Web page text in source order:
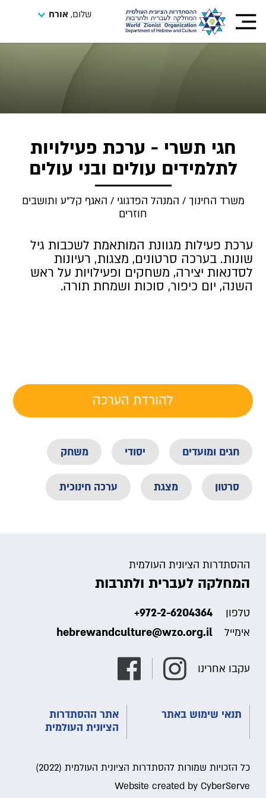
שלום, אורח
חגי תשרי - ערכת פעילויות
לתלמידים עולים ובני עולים
משרד החינוך / המנהל הפדגוגי / האגף קל"ע ותושבים
חוזרים
ערכת פעילות מגוונת המותאמת לשכבות גיל
שונות. בערכה סרטונים, מצגות, רעיונות
לסדנאות יצירה, משחקים ופעילויות על ראש
השנה, יום כיפור, סוכות ושמחת תורה.
להורדת הערכה
חגים ומועדים יסודי משחק
סרטון מצגת ערכה חינוכית
ההסתדרות הציונית העולמית
המחלקה לעברית ולתרבות
טלפון +972-2-6204364
אימייל hebrewandculture@wzo.org.il
עקבו אחרינו
תנאי שימוש באתר
אתר ההסתדרות
הציונית העולמית
כל הזכויות שמורות להסתדרות הציונית העולמית (2022)
Website created by CyberServe